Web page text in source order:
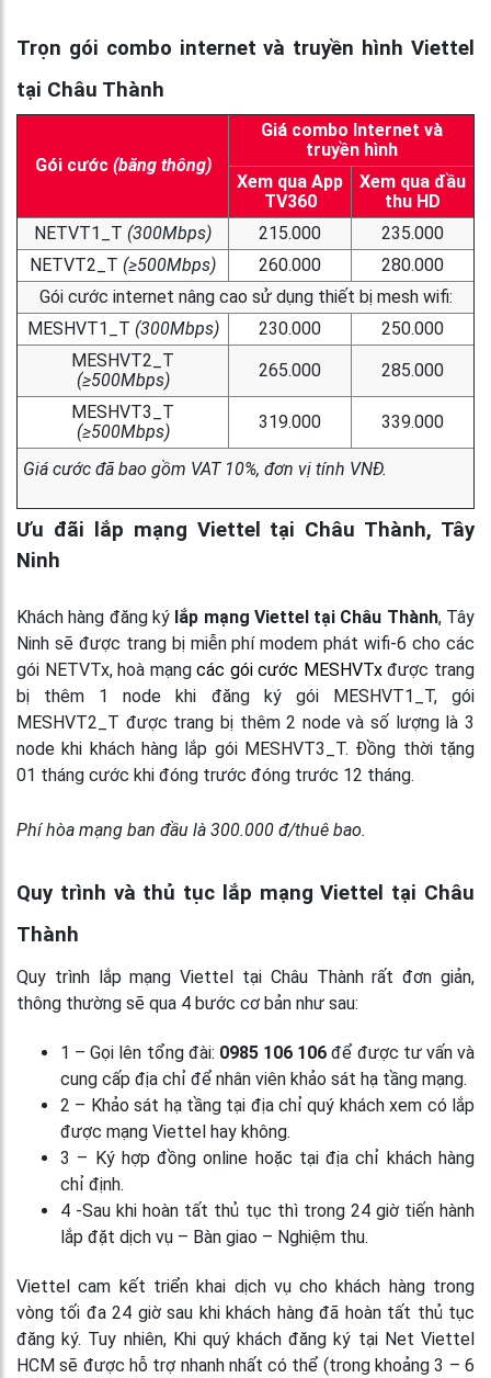
Trọn gói combo internet và truyền hình Viettel
tại Châu Thành
Gói cước (băng thông)
Giá combo Internet và
truyền hình
Xem qua App
TV360
Xem qua đầu
thu HD
NETVT1_T (300Mbps) 215.000
235.000
NETVT2_T (≥500Mbps) 260.000
280.000
Gói cước internet nâng cao sử dụng thiết bị mesh wifi:
MESHVT1_T (300Mbps) 230.000
250.000
MESHVT2_T
(≥500Mbps)
265.000
285.000
MESHVT3_T
(≥500Mbps)
319.000 339.000
Giá cước đã bao gồm VAT 10%, đơn vị tính VNĐ.
Ưu đãi lắp mạng Viettel tại Châu Thành, Tây
Ninh
Khách hàng đăng ký lắp mạng Viettel tại Châu Thành, Tây
Ninh sẽ được trang bị miễn phí modem phát wifi-6 cho các
gói NETVTx, hoà mạngcác gói cước MESHVTxđược trang
bị thêm 1 node khi đăng ký gói MESHVT1_T, gói
MESHVT2_T được trang bị thêm 2 node và số lượng là 3
node khi khách hàng lắp gói MESHVT3_T. Đồng thời tặng
01 tháng cước khi đóng trước đóng trước 12 tháng.
Phí hòa mạng ban đầu là 300.000 đ/thuê bao.
Quy trình và thủ tục lắp mạng Viettel tại Châu
Thành
Quy trình lắp mạng Viettel tại Châu Thành rất đơn giản,
thông thường sẽ qua 4 bước cơ bản như sau:
1 – Gọi lên tổng đài: 0985 106 106 để được tư vấn và
cung cấp địa chỉ để nhân viên khảo sát hạ tầng mạng.
2 – Khảo sát hạ tầng tại địa chỉ quý khách xem có lắp
được mạng Viettel hay không.
3 – Ký hợp đồng online hoặc tại địa chỉ khách hàng
chỉ định.
4 -Sau khi hoàn tất thủ tục thì trong 24 giờ tiến hành
lắp đặt dịch vụ – Bàn giao – Nghiệm thu.
Viettel cam kết triển khai dịch vụ cho khách hàng trong
vòng tối đa 24 giờ sau khi khách hàng đã hoàn tất thủ tục
đăng ký. Tuy nhiên, Khi quý khách đăng ký tại Net Viettel
HCM sẽ được hỗ trợ nhanh nhất có thể (trong khoảng 3 – 6